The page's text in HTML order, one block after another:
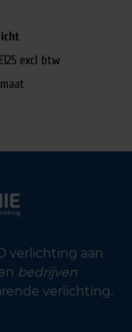
excl btw
verlichting aan
bedrijven
verlichting.